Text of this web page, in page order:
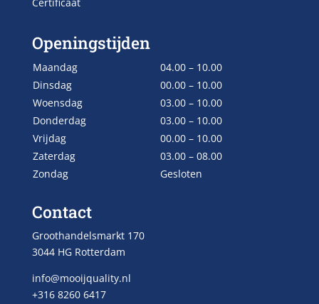
Openingstijden
Maandag
04.00 – 10.00
Dinsdag
00.00 – 10.00
Woensdag
03.00 – 10.00
Donderdag
03.00 – 10.00
Vrijdag
00.00 – 10.00
Zaterdag
03.00 – 08.00
Zondag
Gesloten
Contact
Groothandelsmarkt 170
3044 HG Rotterdam
info@mooijquality.nl
+316 8260 6417